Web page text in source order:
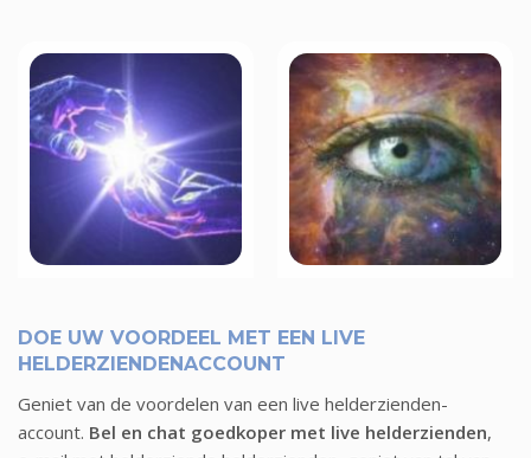
8 augustus
DOE UW VOORDEEL MET EEN LIVE
HELDERZIENDENACCOUNT
Geniet van de voordelen van een live helderzienden-
account. Bel en chat goedkoper met live helderzienden,